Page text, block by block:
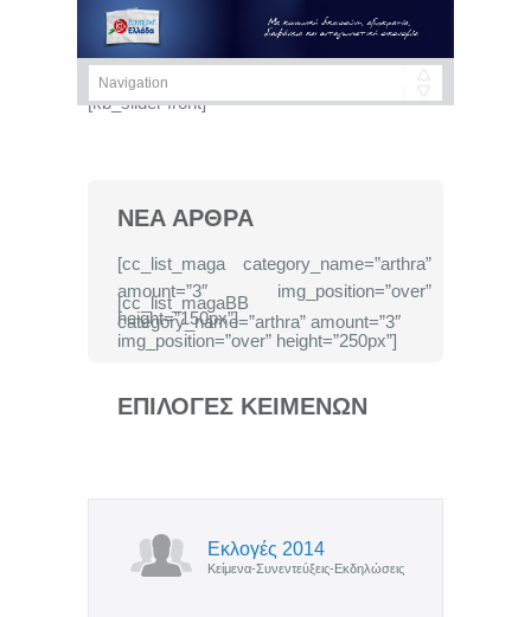
[kb_slider front]
ΝΕΑ ΑΡΘΡΑ
[cc_list_maga category_name=”arthra”
amount=”3″ img_position=”over”
height=”150px”]
[cc_list_magaBB
category_name=”arthra” amount=”3″
img_position=”over” height=”250px”]
ΕΠΙΛΟΓΕΣ ΚΕΙΜΕΝΩΝ
Εκλογές 2014
Κείμενα-Συνεντεύξεις-Εκδηλώσεις